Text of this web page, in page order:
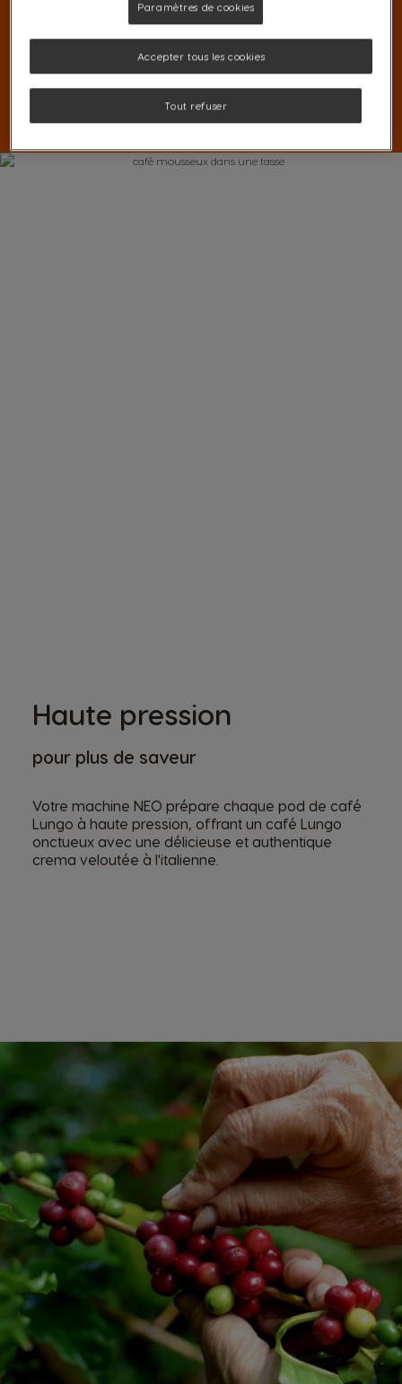
Chaque pod de café Lungo NEO révèle un mélange
soigneusement élaboré de notes torréfiées, rehaussées par
de subtiles notes fruitées et vineuses, ainsi qu'une légère
crema épaisse et dense.
Haute pression
pour plus de saveur
Votre machine NEO prépare chaque pod de café
Lungo à haute pression, offrant un café Lungo
onctueux avec une délicieuse et authentique
crema veloutée à l'italienne.
Paramètres de cookies
Tout refuser
Accepter tous les cookies